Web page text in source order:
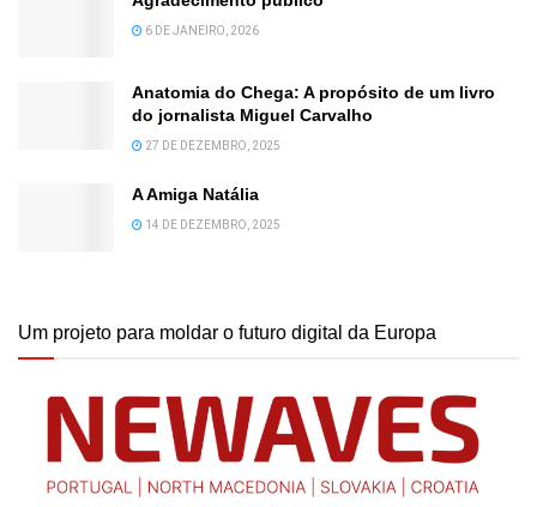
6 DE JANEIRO, 2026
Anatomia do Chega: A propósito de um livro
do jornalista Miguel Carvalho
27 DE DEZEMBRO, 2025
A Amiga Natália
14 DE DEZEMBRO, 2025
Um projeto para moldar o futuro digital da Europa